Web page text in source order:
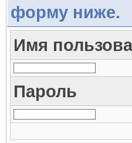
форму ниже.
Имя
Пароль